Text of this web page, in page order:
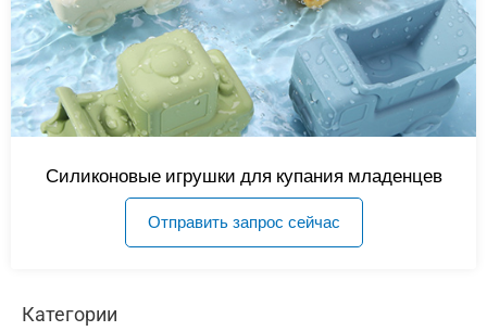
Категории
Силиконовые игрушки для купания младенцев
Отправить запрос сейчас